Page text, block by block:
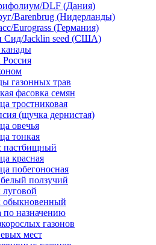
DLF (Дания)
Barenbrug (Нидерланды)
Eurograss (Германия)
Сид/Jacklin seed (США)
газонных трав
фасовка семян
тростниковая
(щучка дернистая)
овечья
тонкая
пастбищный
красная
побегоносная
ползучий
обыкновенный
по назначению
газонов
мест